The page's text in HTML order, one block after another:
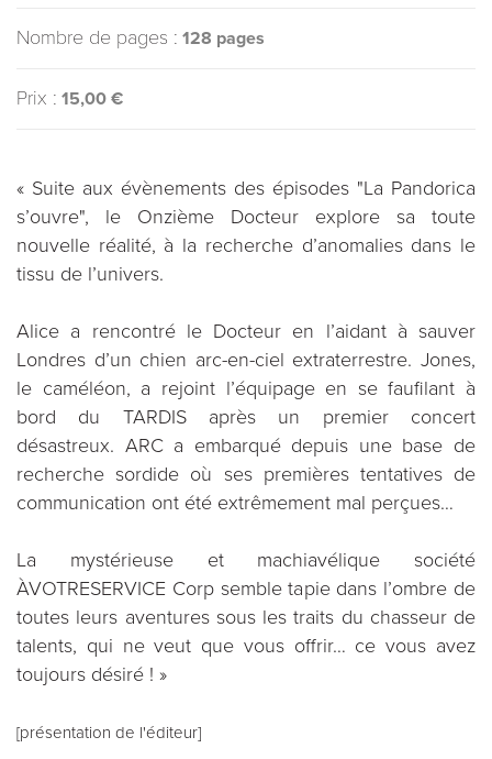
Nombre de pages : 128 pages
Prix : 15,00 €
« Suite aux évènements des épisodes "La Pandorica
s’ouvre", le Onzième Docteur explore sa toute
nouvelle réalité, à la recherche d’anomalies dans le
tissu de l’univers.
Alice a rencontré le Docteur en l’aidant à sauver
Londres d’un chien arc-en-ciel extraterrestre. Jones,
le caméléon, a rejoint l’équipage en se faufilant à
bord du TARDIS après un premier concert
désastreux. ARC a embarqué depuis une base de
recherche sordide où ses premières tentatives de
communication ont été extrêmement mal perçues…
La mystérieuse et machiavélique société
ÀVOTRESERVICE Corp semble tapie dans l’ombre de
toutes leurs aventures sous les traits du chasseur de
talents, qui ne veut que vous offrir… ce vous avez
toujours désiré ! »
[présentation de l'éditeur]